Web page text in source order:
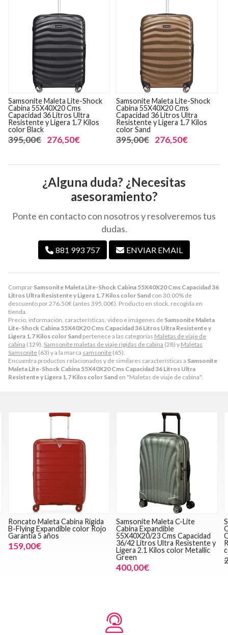
Comprar Samsonite Maleta Lite-Shock Cabina 55X40X20 Cms Capacidad 36
Litros Ultra Resistente y Ligera 1.7 Kilos color Sand con 30,00% de
descuento por276,50€ (antes 395,00€). Producto en stock, recogida en
tienda.
Precio, información, características, video e imágenes de Samsonite Maleta
Lite-Shock Cabina 55X40X20 Cms Capacidad 36 Litros Ultra Resistente y
Ligera 1.7 Kilos color Sand pertenece a las categorías Maletas de viaje de
cabina (129), Samsonite maletas de viaje rigidas de cabina (28) y Maletas
Samsonite (63) y a la marca samsonite (65).
Encuentra productos relacionados y de similares características a Samsonite
Maleta Lite-Shock Cabina 55X40X20 Cms Capacidad 36 Litros Ultra
Resistente y Ligera 1.7 Kilos color Sand en "Maletas de viaje de cabina".
Samsonite Maleta Lite-Shock
Cabina 55X40X20 Cms
Capacidad 36 Litros Ultra
Resistente y Ligera 1.7 Kilos
color Black
395,00€ 276,50€
Samsonite Maleta Lite-Shock
Cabina 55X40X20 Cms
Capacidad 36 Litros Ultra
Resistente y Ligera 1.7 Kilos
color Sand
395,00€ 276,50€
¿Alguna duda? ¿Necesitas
asesoramiento?
Ponte en contacto con nosotros y resolveremos tus
dudas.
881 993 757 ENVIAR EMAIL
Roncato Maleta Cabina Rígida
B-Flying Expandible color Rojo
Garantía 5 años
159,00€
Samsonite Maleta C-Lite
Cabina Expandible
55X40X20/23 Cms Capacidad
36/42 Litros Ultra Resistente y
Ligera 2.1 Kilos color Metallic
Green
400,00€